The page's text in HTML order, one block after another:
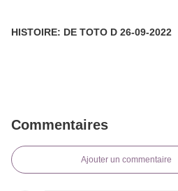
HISTOIRE: DE TOTO D 26-09-2022
Commentaires
Ajouter un commentaire